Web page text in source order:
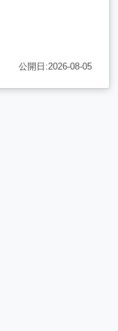
公開日:2026-08-05